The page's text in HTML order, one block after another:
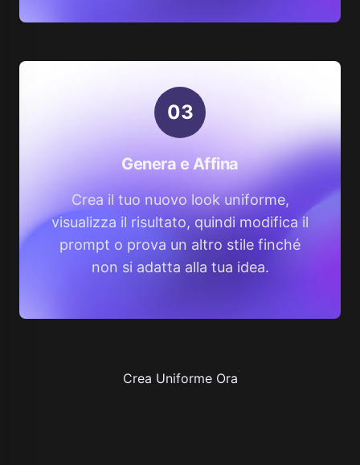
03
Genera e Affina
Crea il tuo nuovo look uniforme,
visualizza il risultato, quindi modifica il
prompt o prova un altro stile finché
non si adatta alla tua idea.
Crea Uniforme Ora